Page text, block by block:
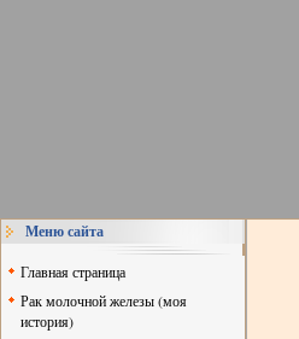
Меню сайта
Главная страница
Рак молочной железы (моя
история)